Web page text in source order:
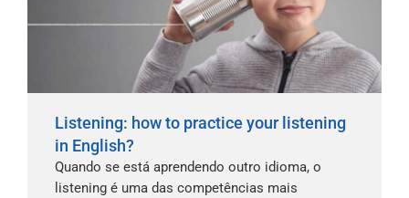
Listening: how to practice your listening
in English?
Quando se está aprendendo outro idioma, o
listening é uma das competências mais